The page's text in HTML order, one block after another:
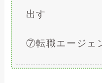
出す
⑦転職エージェ